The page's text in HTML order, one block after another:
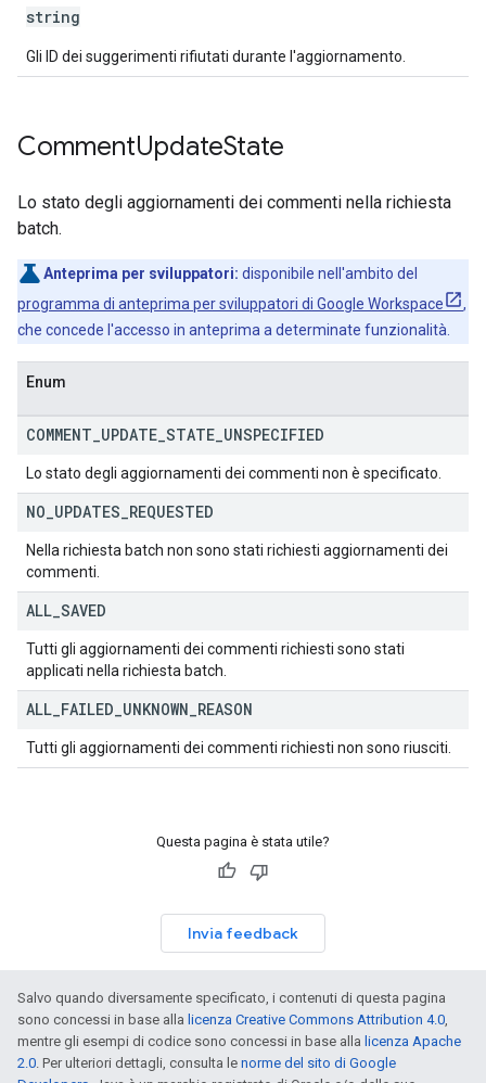
string
Gli ID dei suggerimenti rifiutati durante l'aggiornamento.
CommentUpdateState
Lo stato degli aggiornamenti dei commenti nella richiesta
batch.
Anteprima per sviluppatori: disponibile nell'ambito del
programma di anteprima per sviluppatori di Google Workspace
,
che concede l'accesso in anteprima a determinate funzionalità.
Enum
COMMENT UPDATE STATE UNSPECIFIED
Lo stato degli aggiornamenti dei commenti non è specificato.
NO UPDATES REQUESTED
Nella richiesta batch non sono stati richiesti aggiornamenti dei
commenti.
ALL SAVED
Tutti gli aggiornamenti dei commenti richiesti sono stati
applicati nella richiesta batch.
ALL FAILED UNKNOWN REASON
Tutti gli aggiornamenti dei commenti richiesti non sono riusciti.
Questa pagina è stata utile?
Invia feedback
Salvo quando diversamente specificato, i contenuti di questa pagina
sono concessi in base alla licenza Creative Commons Attribution 4.0,
mentre gli esempi di codice sono concessi in base alla licenza Apache
2.0. Per ulteriori dettagli, consulta le norme del sito di Google